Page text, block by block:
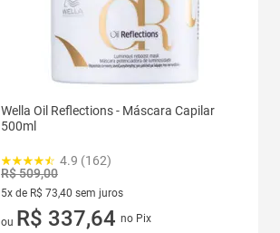
Wella Oil Reflections - Máscara Capilar
500ml
4.9 (162)
R$ 509,00
5x de R$ 73,40 sem juros
5 vez de R$ 73,40 sem juros
ou R$ 337,64 no Pix